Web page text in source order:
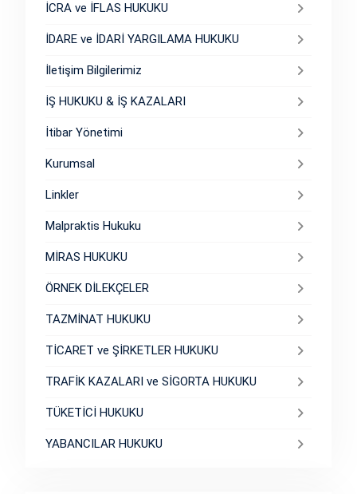
İCRA ve İFLAS HUKUKU
İDARE ve İDARİ YARGILAMA HUKUKU
İletişim Bilgilerimiz
İŞ HUKUKU & İŞ KAZALARI
İtibar Yönetimi
Kurumsal
Linkler
Malpraktis Hukuku
MİRAS HUKUKU
ÖRNEK DİLEKÇELER
TAZMİNAT HUKUKU
TİCARET ve ŞİRKETLER HUKUKU
TRAFİK KAZALARI ve SİGORTA HUKUKU
TÜKETİCİ HUKUKU
YABANCILAR HUKUKU